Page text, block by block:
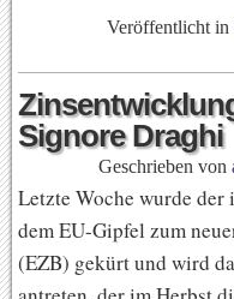
Veröffentlicht in
Signore Draghi
Geschrieben von
Letzte Woche wurde
dem EU-Gipfel zum
(EZB) gekürt und wird